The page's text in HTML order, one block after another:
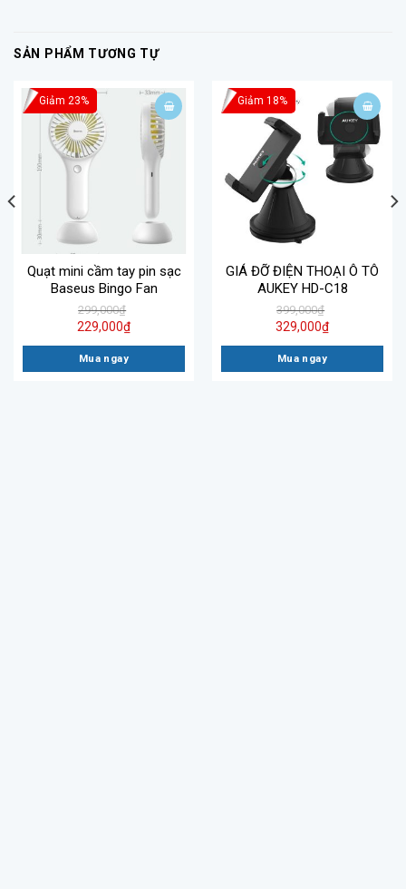
SẢN PHẨM TƯƠNG TỰ
Giảm 23%
Quạt mini cầm tay pin sạc
Baseus Bingo Fan
299,000₫
229,000₫
Mua ngay
Giảm 18%
GIÁ ĐỠ ĐIỆN THOẠI Ô TÔ
AUKEY HD-C18
399,000₫
329,000₫
Mua ngay